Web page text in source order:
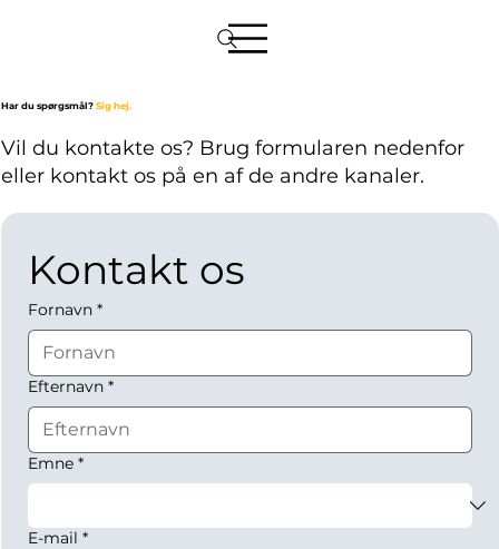
Kontakt os
Fornavn *
Efternavn *
Emne *
E-mail *
Har du spørgsmål? Sig hej.
Vil du kontakte os? Brug formularen nedenfor
eller kontakt os på en af de andre kanaler.